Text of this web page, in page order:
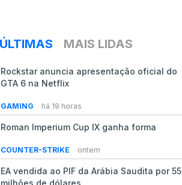
ÚLTIMAS MAIS LIDAS
Rockstar anuncia apresentação oficial do
GTA 6 na Netflix
GAMING há 19 horas
Roman Imperium Cup IX ganha forma
COUNTER-STRIKE ontem
EA vendida ao PIF da Arábia Saudita por
milhões de dólares